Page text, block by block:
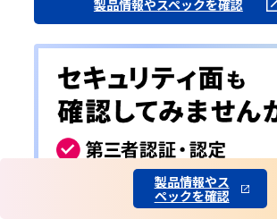
製品情報やスペックを確認
製品情報やス
ペックを確認